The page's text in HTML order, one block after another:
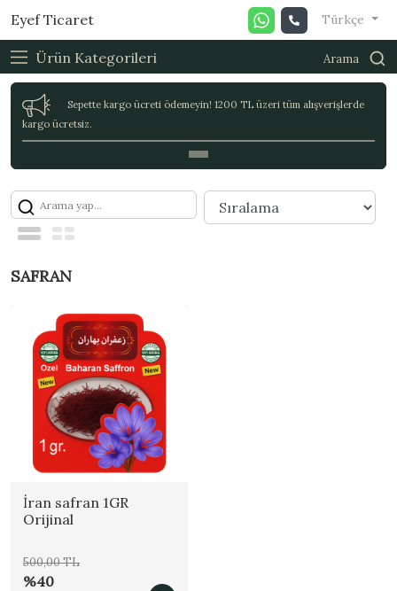
Eyef Ticaret Türkçe
Ürün Kategorileri Arama
Sepette kargo ücreti ödemeyin! 1200 TL üzeri tüm alışverişlerde
kargo ücretsiz.
SAFRAN
İran safran 1GR
Orijinal
500,00 TL
%40